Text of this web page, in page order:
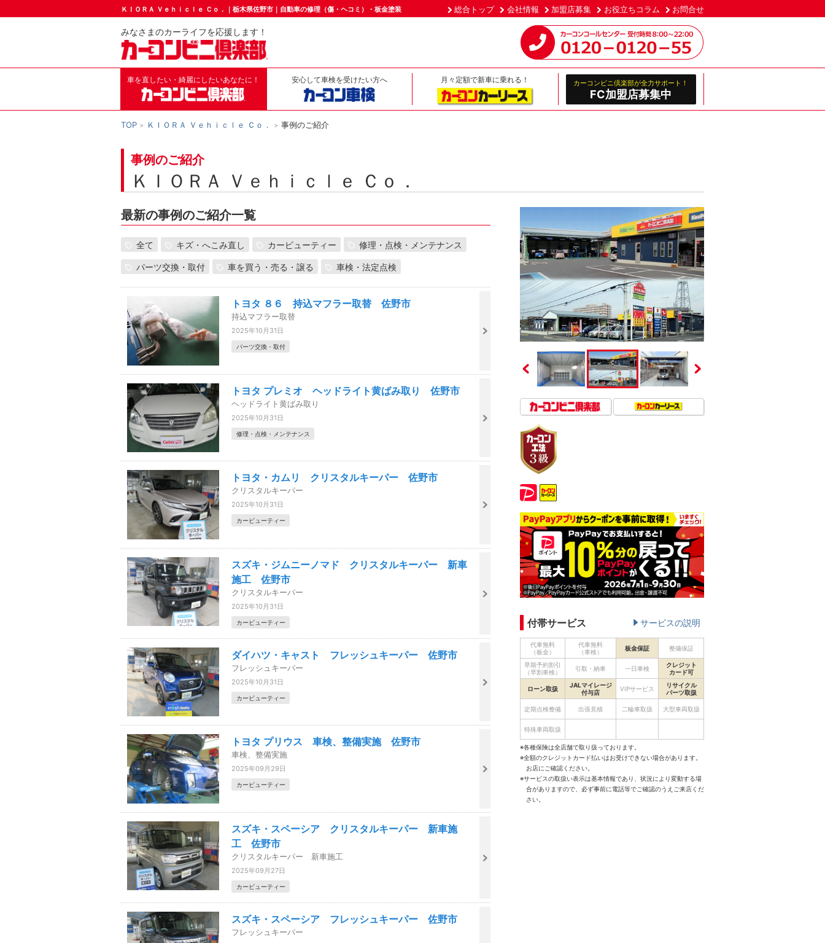
ＫＩＯＲＡ Ｖｅｈｉｃｌｅ Ｃｏ．｜栃木県佐野市｜自動車の修理（傷・ヘコミ）・板金塗装 総合トップ 会社情報 加盟店募集 お役立ちコラム お問合せ
みなさまのカーライフを応援します！
車を直したい・綺麗にしたいあなたに！ 安心して車検を受けたい方へ 月々定額で新車に乗れる！ カーコンビニ倶楽部が全力サポート！
FC加盟店募集中
TOP ＫＩＯＲＡ Ｖｅｈｉｃｌｅ Ｃｏ． 事例のご紹介
事例のご紹介
ＫＩＯＲＡ Ｖｅｈｉｃｌｅ Ｃｏ．
最新の事例のご紹介一覧
全て キズ・へこみ直し カービューティー 修理・点検・メンテナンス
パーツ交換・取付 車を買う・売る・譲る 車検・法定点検
トヨタ ８６ 持込マフラー取替 佐野市
持込マフラー取替
2025年10月31日
パーツ交換・取付
トヨタ プレミオ ヘッドライト黄ばみ取り 佐野市
ヘッドライト黄ばみ取り
2025年10月31日
修理・点検・メンテナンス
トヨタ・カムリ クリスタルキーパー 佐野市
クリスタルキーパー
2025年10月31日
カービューティー
スズキ・ジムニーノマド クリスタルキーパー 新車
施工 佐野市
クリスタルキーパー
2025年10月31日
カービューティー
ダイハツ・キャスト フレッシュキーパー 佐野市
フレッシュキーパー
2025年10月31日
カービューティー
トヨタ プリウス 車検、整備実施 佐野市
車検、整備実施
2025年09月29日
カービューティー
スズキ・スペーシア クリスタルキーパー 新車施
工 佐野市
クリスタルキーパー 新車施工
2025年09月27日
カービューティー
スズキ・スペーシア フレッシュキーパー 佐野市
フレッシュキーパー
付帯サービス サービスの説明
代車無料
（板金）
代車無料
（車検）
板金保証 整備保証
早期予約割引
（早割車検）
引取・納車 一日車検
クレジット
カード可
ローン取扱
JALマイレージ
付与店
VIPサービス
リサイクル
パーツ取扱
定期点検整備 出張見積 二輪車取扱 大型車両取扱
特殊車両取扱
※各種保険は全店舗で取り扱っております。
※全額のクレジットカード払いはお受けできない場合があります。
お店にご確認ください。
※サービスの取扱い表示は基本情報であり、状況により変動する場
合がありますので、必ず事前に電話等でご確認のうえご来店くだ
さい。